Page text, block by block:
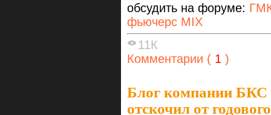
обсудить на форуме:
фьючерс MIX
11К
Комментарии ( 1 )
Блог компании БКС
отскочил от